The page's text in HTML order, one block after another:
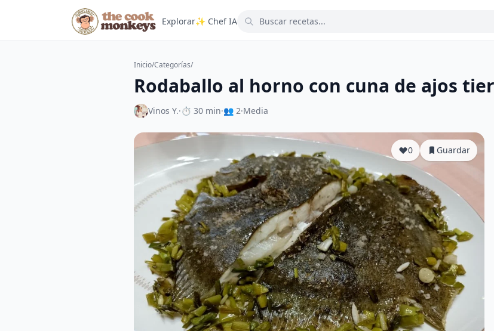
Explorar✨ Chef IA
Inicio/Categorías/
Rodaballo al horno con cuna de ajos
Vinos Y.·⏱ 30 min·👥 2·Media
0 Guardar